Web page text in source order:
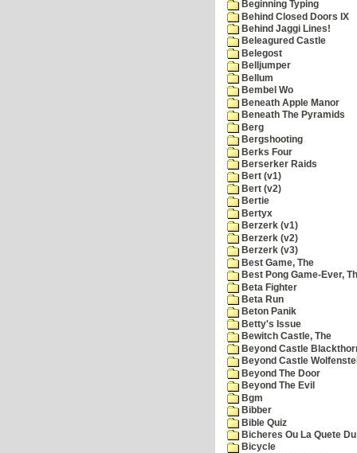
Beginning Typing
Behind Closed Doors IX
Behind Jaggi Lines!
Beleagured Castle
Belegost
Belljumper
Bellum
Bembel Wo
Beneath Apple Manor
Beneath The Pyramids
Berg
Bergshooting
Berks Four
Berserker Raids
Bert (v1)
Bert (v2)
Bertie
Bertyx
Berzerk (v1)
Berzerk (v2)
Berzerk (v3)
Best Game, The
Best Pong Game-Ever,
Beta Fighter
Beta Run
Beton Panik
Betty's Issue
Bewitch Castle, The
Beyond Castle
Beyond Castle
Beyond The Door
Beyond The Evil
Bgm
Bibber
Bible Quiz
Bicheres Ou La Quete
Bicycle